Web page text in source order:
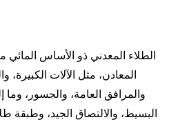
الطلاء المعدني ذو الأساس المائي
المعادن، مثل الآلات الكبيرة،
والمرافق العامة، والجسور، وما
البسيط، والالتصاق الجيد، وطبقة